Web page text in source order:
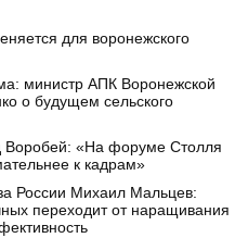
для воронежского
министр АПК Воронежской
о будущем сельского
Воробей: «На форуме Столля
к кадрам»
России Михаил Мальцев:
переходит от наращивания